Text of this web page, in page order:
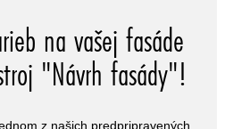
na vašej fasáde
"Návrh fasády"!
z našich predpripravených